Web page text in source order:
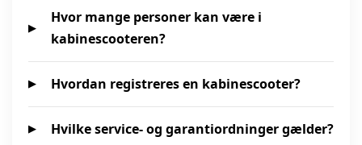
Hvor mange personer kan være i
kabinescooteren?
Hvordan registreres en kabinescooter?
Hvilke service- og garantiordninger gælder?